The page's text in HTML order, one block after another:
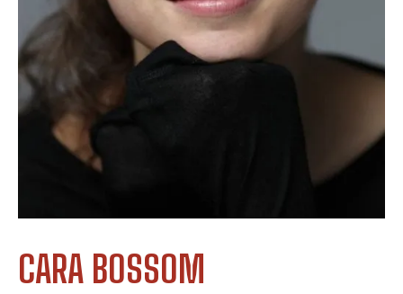
CARA BOSSOM